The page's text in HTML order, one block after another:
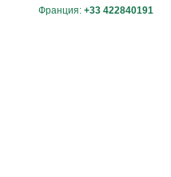
Франция: +33 422840191